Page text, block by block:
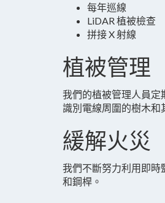
每年巡線
LiDAR 植被檢查
拼接 X 射線
植被管理
我們的植被管理人員定
識別電線周圍的樹木和
緩解火災
我們不斷努力利用即時
和鋼桿。